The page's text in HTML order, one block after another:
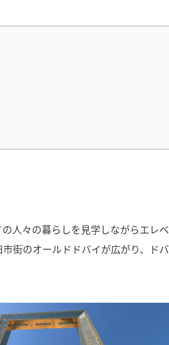
人々の暮らしを見学しながらエレベ
街のオールドドバイが広がり、ドバ